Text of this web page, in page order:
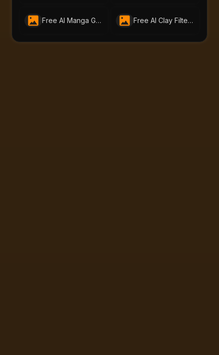
Free AI Manga Generator | Create Manga Art with AI Portraits Free AI Clay Filter – Turn Photos into Playful Clay Art